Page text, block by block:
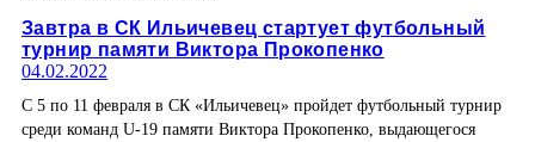
Завтра в СК Ильичевец стартует футбольный
турнир памяти Виктора Прокопенко
04.02.2022
С 5 по 11 февраля в СК «Ильичевец» пройдет футбольный турнир
среди команд U-19 памяти Виктора Прокопенко, выдающегося